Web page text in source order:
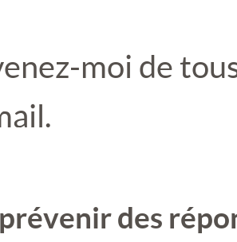
moi de
des